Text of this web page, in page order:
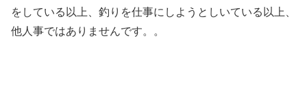
をしている以上、釣りを仕事にしようとしいている以上、
他人事ではありませんです。。